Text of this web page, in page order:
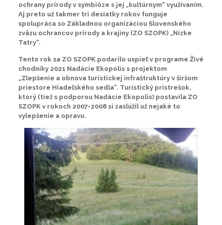
ochrany prírody v symbióze s jej „kultúrnym“ využívaním.
Aj preto už takmer tri desiatky rokov funguje
spolupráca so Základnou organizáciou Slovenského
zväzu ochrancov prírody a krajiny (ZO SZOPK) „Nízke
Tatry“.
Tento rok sa ZO SZOPK podarilo uspieť v programe Živé
chodníky 2021 Nadácie Ekopolis s projektom
„Zlepšenie a obnova turistickej infraštruktúry v širšom
priestore Hiadeľského sedla“. Turistický prístrešok,
ktorý (tiež s podporou Nadácie Ekopolis) postavila ZO
SZOPK v rokoch 2007-2008 si zaslúžil už nejaké to
vylepšenie a opravu.